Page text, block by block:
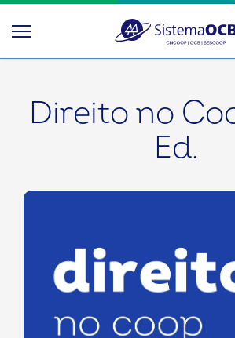
Direito no
Ed.